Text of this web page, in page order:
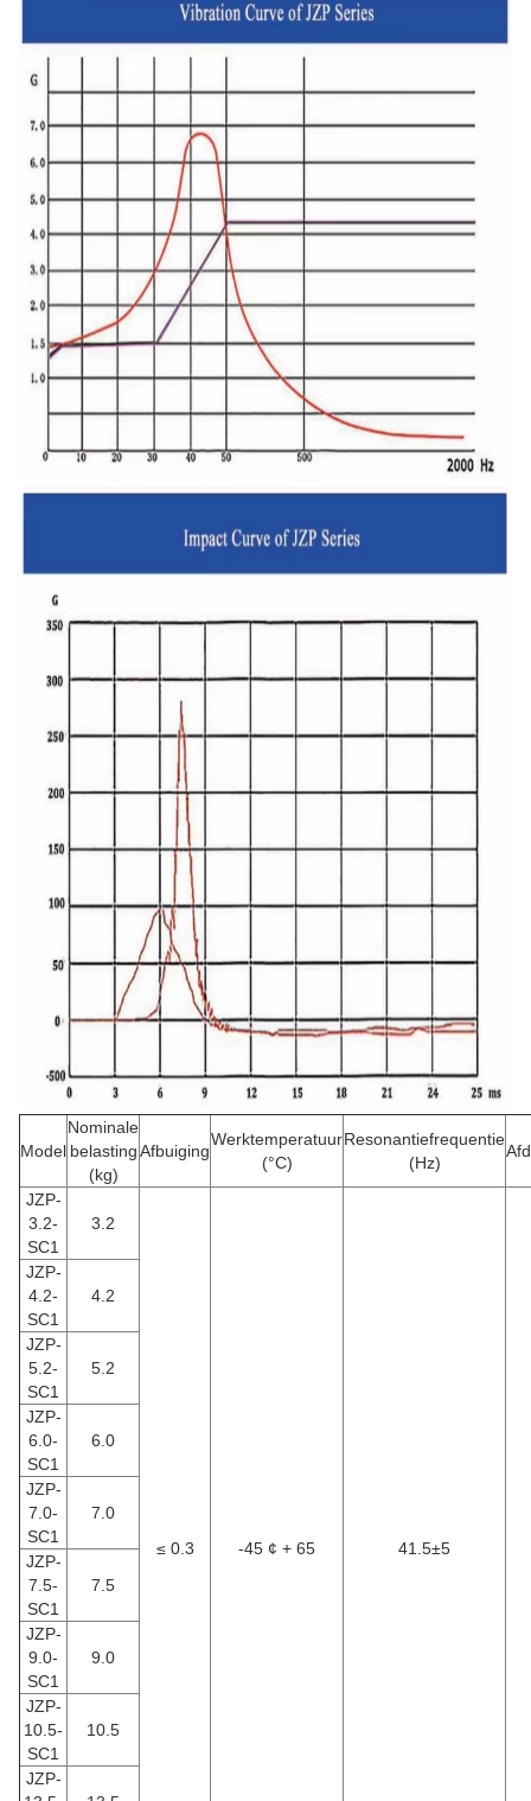
Model
Nominale
belasting
(kg)
Afbuiging
Werktemperatuur
(°C)
Resonantiefrequentie
(Hz)
JZP-
3.2-
SC1
3.2
≤ 0.3 -45 ¢ + 65 41.5±5
JZP-
4.2-
SC1
4.2
JZP-
5.2-
SC1
5.2
JZP-
6.0-
SC1
6.0
JZP-
7.0-
SC1
7.0
JZP-
7.5-
SC1
7.5
JZP-
9.0-
SC1
9.0
JZP-
10.5-
SC1
10.5
JZP-